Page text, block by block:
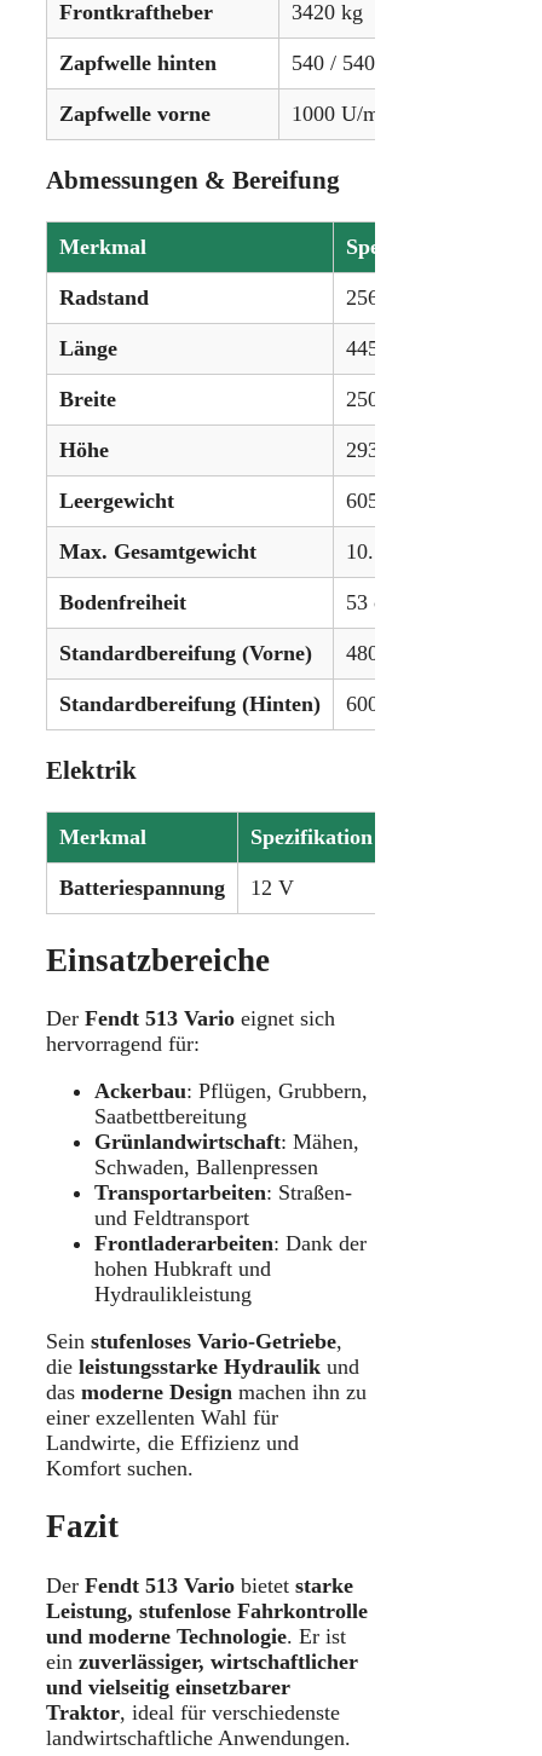
Frontkraftheber 3420 kg
Zapfwelle hinten 540 / 540E / 1000 U/min
Zapfwelle vorne 1000 U/min (Optional)
Abmessungen & Bereifung
Merkmal Spezifikation
Radstand 256 cm
Länge 445 cm
Breite 250 cm
Höhe 293 cm
Leergewicht 6050 kg
Max. Gesamtgewicht 10.500 kg
Bodenfreiheit 53 cm
Standardbereifung (Vorne) 480/65R28
Standardbereifung (Hinten) 600/68R38
Elektrik
Merkmal Spezifikation
Batteriespannung 12 V
Einsatzbereiche
Der Fendt 513 Vario eignet sich
hervorragend für:
Ackerbau: Pflügen, Grubbern,
Saatbettbereitung
Grünlandwirtschaft: Mähen,
Schwaden, Ballenpressen
Transportarbeiten: Straßen-
und Feldtransport
Frontladerarbeiten: Dank der
hohen Hubkraft und
Hydraulikleistung
Sein stufenloses Vario-Getriebe,
die leistungsstarke Hydraulik und
das moderne Design machen ihn zu
einer exzellenten Wahl für
Landwirte, die Effizienz und
Komfort suchen.
Fazit
Der Fendt 513 Vario bietet starke
Leistung, stufenlose Fahrkontrolle
und moderne Technologie. Er ist
ein zuverlässiger, wirtschaftlicher
und vielseitig einsetzbarer
Traktor, ideal für verschiedenste
landwirtschaftliche Anwendungen.